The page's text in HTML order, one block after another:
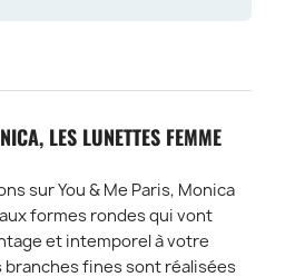
LES LUNETTES FEMME
sur You & Me Paris, Monica
formes rondes qui vont
et intemporel à votre
branches fines sont réalisées